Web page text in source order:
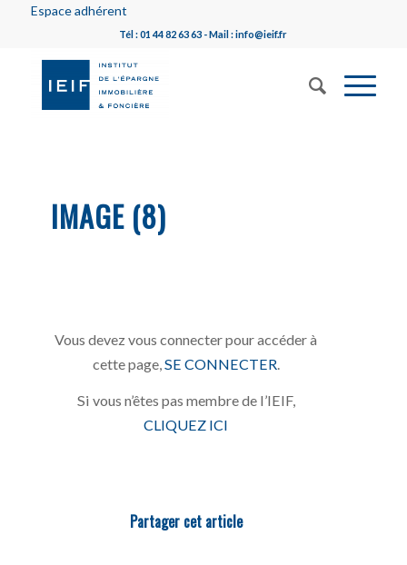
Espace adhérent
Tél : 01 44 82 63 63 - Mail : info@ieif.fr
IMAGE (8)
Vous devez vous connecter pour accéder à
cette page, SE CONNECTER
Si vous n’êtes pas membre de l’IEIF,
CLIQUEZ ICI
Partager cet article